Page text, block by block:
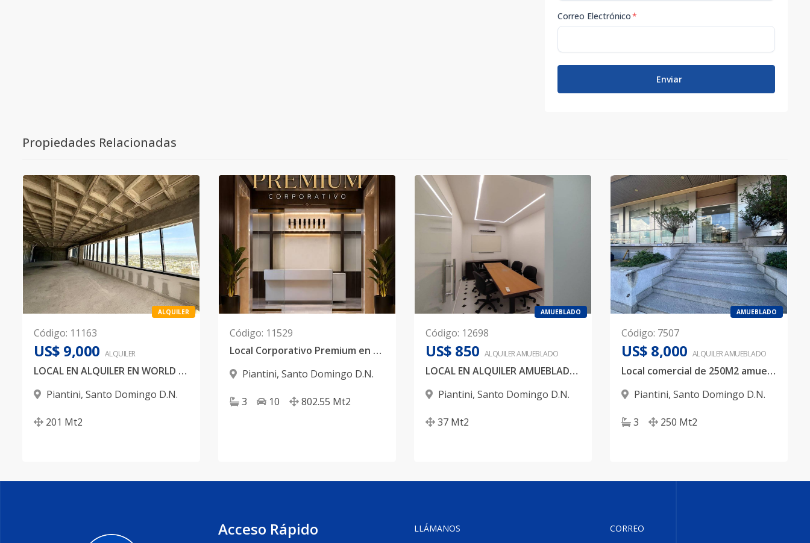
Correo Electrónico*
Enviar
Propiedades Relacionadas
ALQUILER
Código: 11163
US$ 9,000 ALQUILER
LOCAL EN ALQUILER EN WORLD TRADE CENTER, AVENIDA WINSTON CHURCHILL.
Piantini, Santo Domingo D.N.
201 Mt2
Código: 11529
Local Corporativo Premium en Alquiler en la Mejor zona de Piantini
Piantini, Santo Domingo D.N.
3 10 802.55 Mt2
AMUEBLADO
Código: 12698
US$ 850 ALQUILERAMUEBLADO
LOCAL EN ALQUILER AMUEBLADO, UBICADO EN PIANTINI.
Piantini, Santo Domingo D.N.
37 Mt2
AMUEBLADO
Código: 7507
US$ 8,000 ALQUILERAMUEBLADO
Local comercial de 250M2 amueblado ubicado en plaza céntrica de la ciudad
Piantini, Santo Domingo D.N.
3 250 Mt2
Acceso Rápido LLÁMANOS CORREO